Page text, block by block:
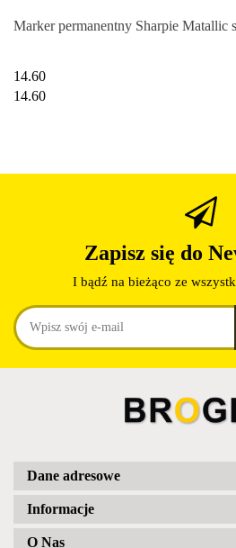
Marker permanentny Sharpie Matallic
14.60
14.60
Zapisz się do
I bądź na bieżąco ze
Dane adresowe
Informacje
O Nas